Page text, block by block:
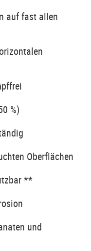
auf fast allen
%)
Oberflächen
**
und